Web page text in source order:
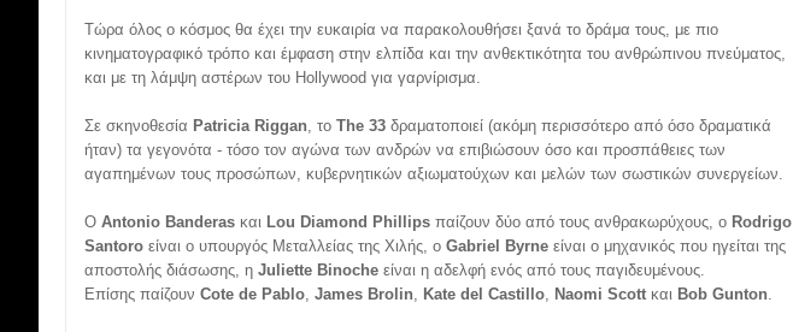
Τώρα όλος ο κόσμος θα έχει την ευκαιρία να παρακολουθήσει ξανά το δράμα τους, με πιο
κινηματογραφικό τρόπο και έμφαση στην ελπίδα και την ανθεκτικότητα του ανθρώπινου πνεύματος,
και με τη λάμψη αστέρων του Hollywood για γαρνίρισμα.
Σε σκηνοθεσία Patricia Riggan, το The 33 δραματοποιεί (ακόμη περισσότερο από όσο δραματικά
ήταν) τα γεγονότα - τόσο τον αγώνα των ανδρών να επιβιώσουν όσο και προσπάθειες των
αγαπημένων τους προσώπων, κυβερνητικών αξιωματούχων και μελών των σωστικών συνεργείων.
Ο Antonio Banderas και Lou Diamond Phillips παίζουν δύο από τους ανθρακωρύχους, ο Rodrigo
Santoro είναι ο υπουργός Μεταλλείας της Χιλής, ο Gabriel Byrne είναι ο μηχανικός που ηγείται της
αποστολής διάσωσης, η Juliette Binoche είναι η αδελφή ενός από τους παγιδευμένους.
Επίσης παίζουν Cote de Pablo, James Brolin, Kate del Castillo, Naomi Scott και Bob Gunton.